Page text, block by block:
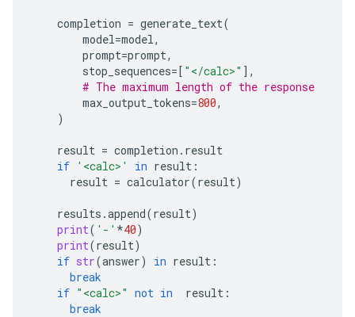
completion = generate_text(
model=model,
prompt=prompt,
stop_sequences=[ "</calc>" ],
# The maximum length of the response
max_output_tokens=800,
)
result = completion . result
if '<calc>' in result :
result = calculator(result)
results .append(result)
print( '-' *40)
print(result)
if str(answer) in result :
break
if "<calc>" not in result :
break